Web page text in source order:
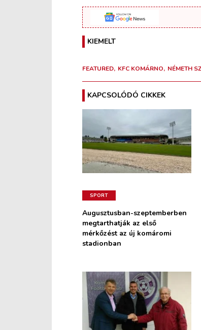
KIEMELT
FEATURED KFC KOMÁRNO NÉMETH
KAPCSOLÓDÓ CIKKEK
SPORT
Augusztusban-szeptemberben
megtarthatják az első
mérkőzést az új komáromi
stadionban